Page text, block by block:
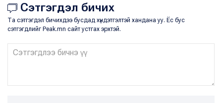
Сэтгэгдэл бичих
Та сэтгэгдэл бичихдээ бусдад хүндэтгэлтэй хандана уу. Ёс бус
сэтгэгдлийг Peak.mn сайт устгах эрхтэй.